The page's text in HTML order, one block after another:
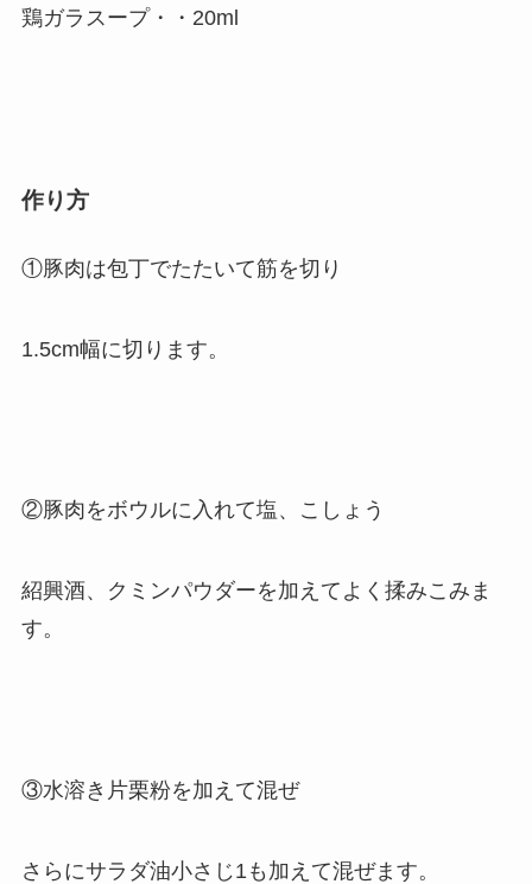
鶏ガラスープ・・20ml
作り方
①豚肉は包丁でたたいて筋を切り
1.5cm幅に切ります。
②豚肉をボウルに入れて塩、こしょう
紹興酒、クミンパウダーを加えてよく揉みこみま
す。
③水溶き片栗粉を加えて混ぜ
さらにサラダ油小さじ1も加えて混ぜます。